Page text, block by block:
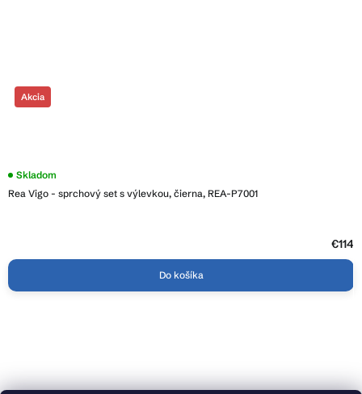
Akcia
Rea Vigo - sprchový set s výlevkou, čierna, REA-P7001
Skladom
€114
Do košíka